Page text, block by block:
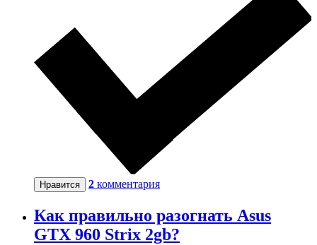
Нравится 2 комментария
Как правильно разогнать Asus
GTX 960 Strix 2gb?